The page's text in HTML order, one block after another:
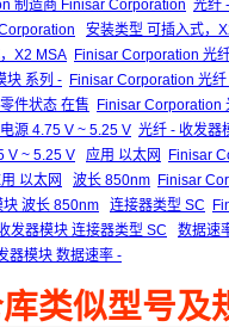
制造商 Finisar Corporation 光纤
安装类型 可插入式，
X2 MSA Finisar Corporation 光
块 系列 - Finisar Corporation 光
件状态 在售
Finisar Corporation
源 4.75 V ~ 5.25 V 光纤 - 收发器
V ~ 5.25 V
应用 以太网
Finisar
以太网 波长 850nm Finisar
波长 850nm 连接器类型 SC
发器模块 连接器类型 SC
数据速
器模块 数据速率 -
类似型号及